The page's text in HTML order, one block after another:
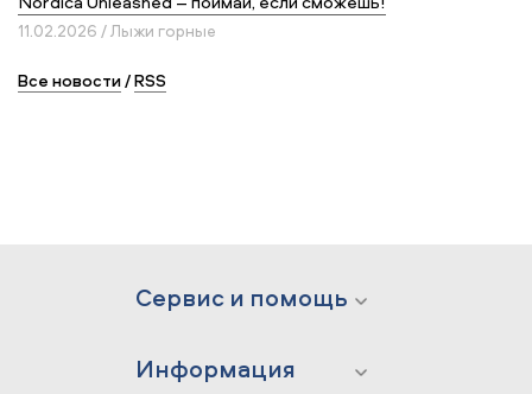
11.02.2026 / Лыжи горные
Все новости/RSS
Сервис и помощь
Информация